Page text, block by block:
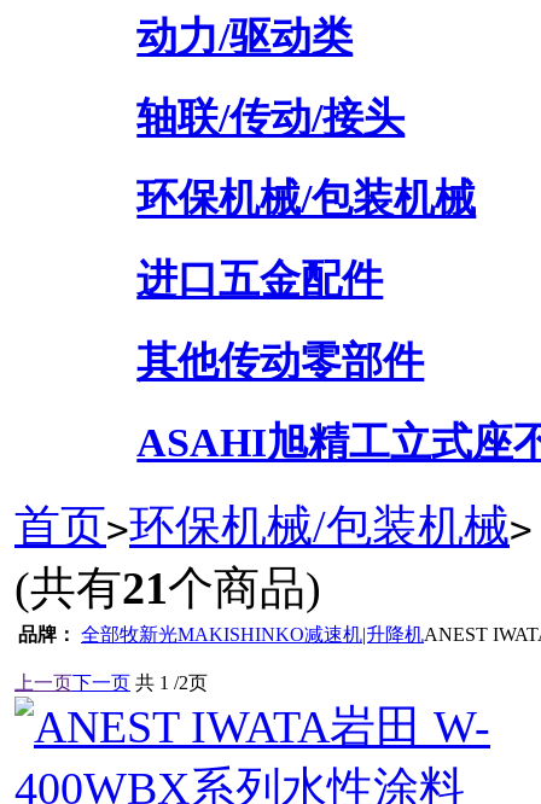
动力/驱动类
轴联/传动/接头
环保机械/包装机械
进口五金配件
其他传动零部件
ASAHI旭精工立式座
首页>环保机械/包装机械>
(共有21个商品)
品牌： 全部牧新光MAKISHINKO减速机|升降机ANEST
上一页下一页 共 1 /2页